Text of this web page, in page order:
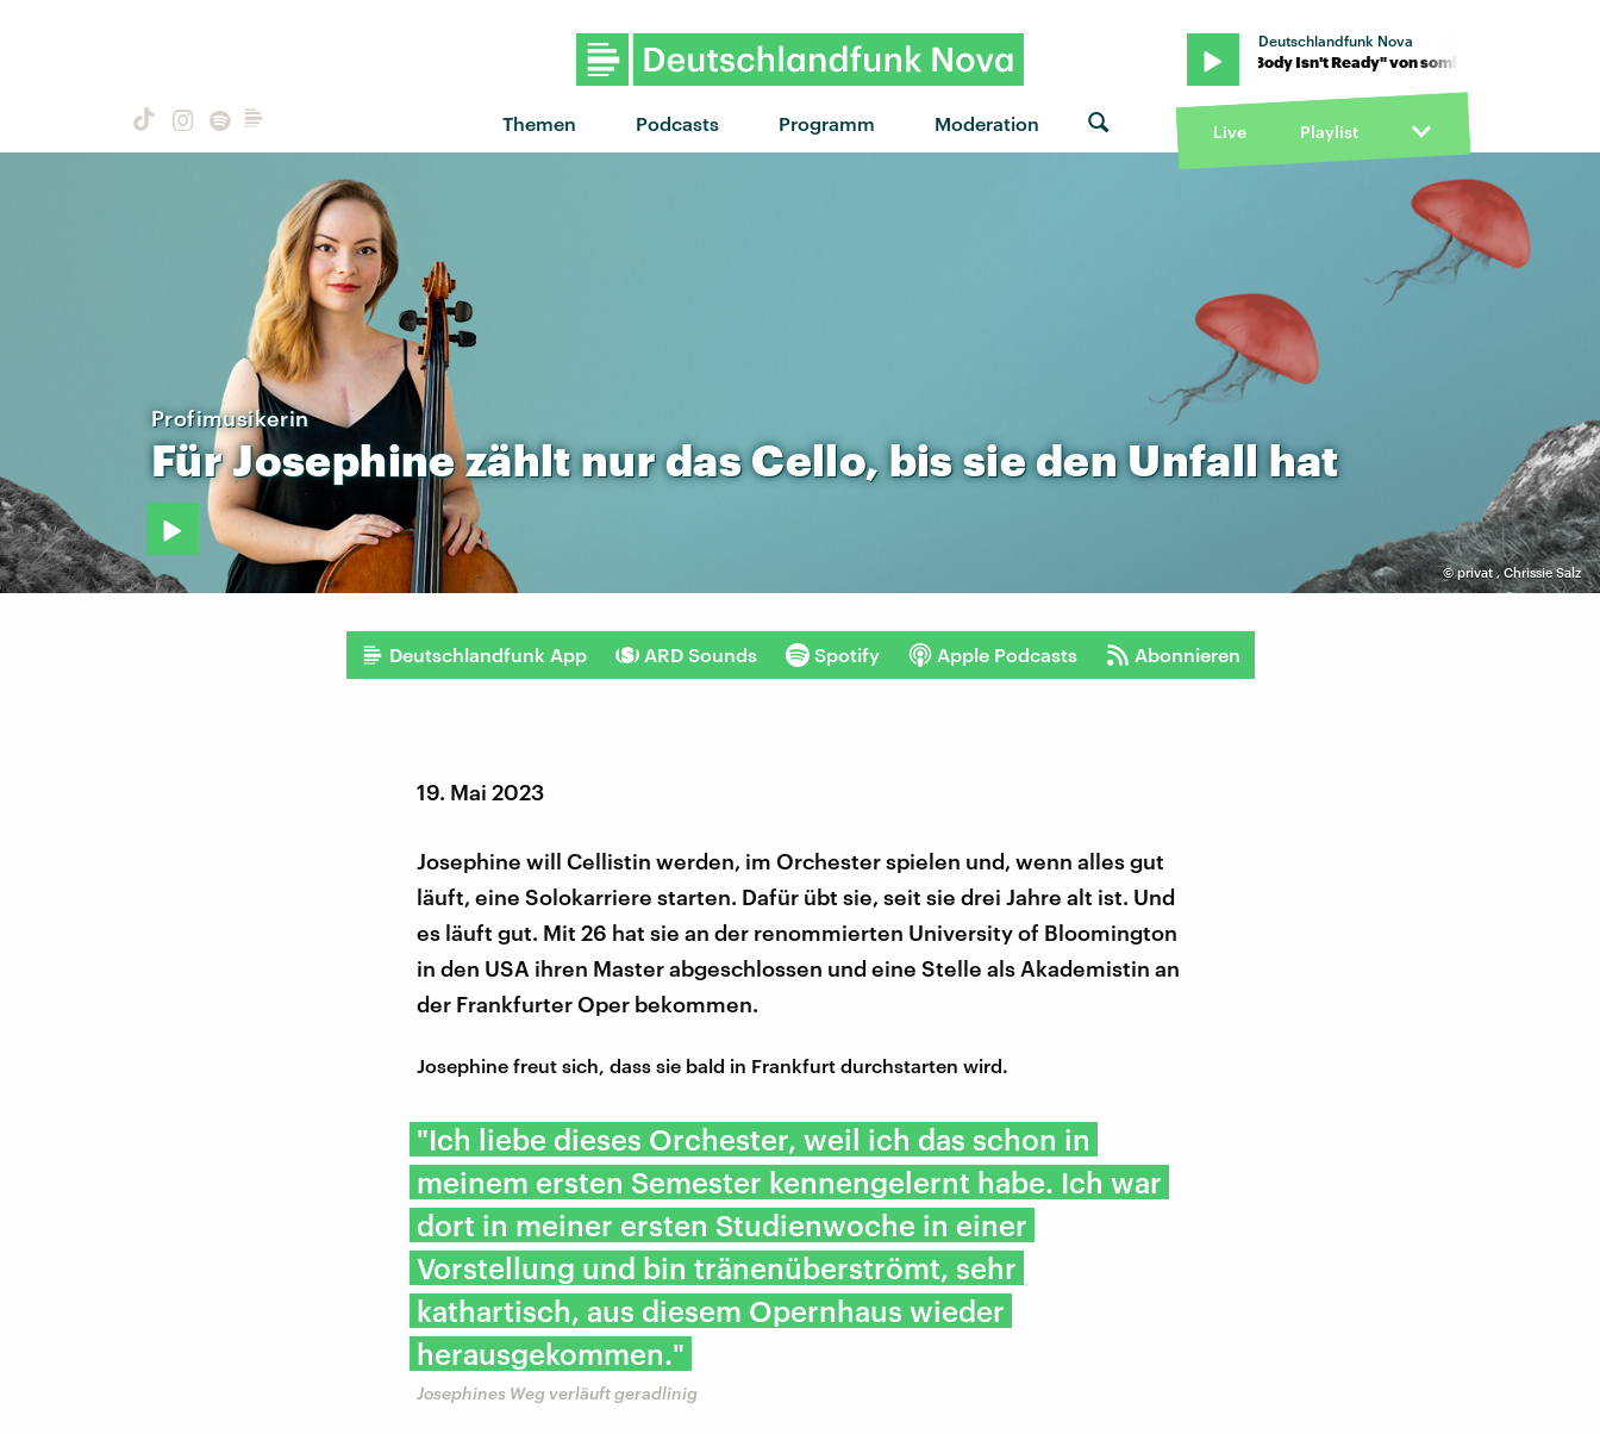
Themen Podcasts Programm Moderation
Deutschlandfunk Nova
"My Body Isn't Ready" von sombr · "My Body Isn't Ready" von sombr · "My Body Isn't Ready"
Live Playlist
©privat,Chrissie Salz
Profimusikerin
FürJosephinezähltnurdasCello, bissiedenUnfall hat
Deutschlandfunk App ARD Sounds Spotify Apple Podcasts Abonnieren
19. Mai 2023
Josephine will Cellistin werden, im Orchester spielen und, wenn alles gut
läuft, eine Solokarriere starten. Dafür übt sie, seit sie drei Jahre alt ist. Und
es läuft gut. Mit 26 hat sie an der renommierten University of Bloomington
in den USA ihren Master abgeschlossen und eine Stelle als Akademistin an
der Frankfurter Oper bekommen.
Josephine freut sich, dass sie bald in Frankfurt durchstarten wird.
"Ich liebe dieses Orchester, weil ich das schon in
meinem ersten Semester kennengelernt habe. Ich war
dort in meiner ersten Studienwoche in einer
Vorstellung und bin tränenüberströmt, sehr
kathartisch, aus diesem Opernhaus wieder
herausgekommen."
Josephines Weg verläuft geradlinig